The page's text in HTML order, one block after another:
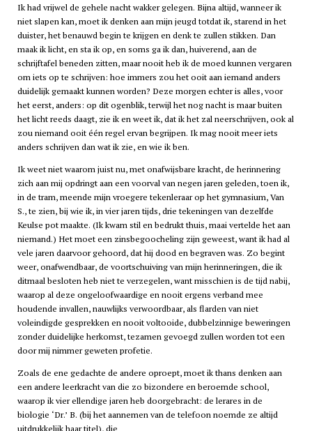
Ik had vrijwel de gehele nacht wakker gelegen. Bijna altijd, wanneer ik
niet slapen kan, moet ik denken aan mijn jeugd totdat ik, starend in het
duister, het benauwd begin te krijgen en denk te zullen stikken. Dan
maak ik licht, en sta ik op, en soms ga ik dan, huiverend, aan de
schrijftafel beneden zitten, maar nooit heb ik de moed kunnen vergaren
om iets op te schrijven: hoe immers zou het ooit aan iemand anders
duidelijk gemaakt kunnen worden? Deze morgen echter is alles, voor
het eerst, anders: op dit ogenblik, terwijl het nog nacht is maar buiten
het licht reeds daagt, zie ik en weet ik, dat ik het zal neerschrijven, ook al
zou niemand ooit één regel ervan begrijpen. Ik mag nooit meer iets
anders schrijven dan wat ik zie, en wie ik ben.
Ik weet niet waarom juist nu, met onafwijsbare kracht, de herinnering
zich aan mij opdringt aan een voorval van negen jaren geleden, toen ik,
in de tram, meende mijn vroegere tekenleraar op het gymnasium, Van
S., te zien, bij wie ik, in vier jaren tijds, drie tekeningen van dezelfde
Keulse pot maakte. (Ik kwam stil en bedrukt thuis, maai vertelde het aan
niemand.) Het moet een zinsbegoocheling zijn geweest, want ik had al
vele jaren daarvoor gehoord, dat hij dood en begraven was. Zo begint
weer, onafwendbaar, de voortschuiving van mijn herinneringen, die ik
ditmaal besloten heb niet te verzegelen, want misschien is de tijd nabij,
waarop al deze ongeloofwaardige en nooit ergens verband mee
houdende invallen, nauwlijks verwoordbaar, als flarden van niet
voleindigde gesprekken en nooit voltooide, dubbelzinnige beweringen
zonder duidelijke herkomst, tezamen gevoegd zullen worden tot een
door mij nimmer geweten profetie.
Zoals de ene gedachte de andere oproept, moet ik thans denken aan
een andere leerkracht van die zo bizondere en beroemde school,
waarop ik vier ellendige jaren heb doorgebracht: de lerares in de
biologie ‘Dr.’ B. (bij het aannemen van de telefoon noemde ze altijd